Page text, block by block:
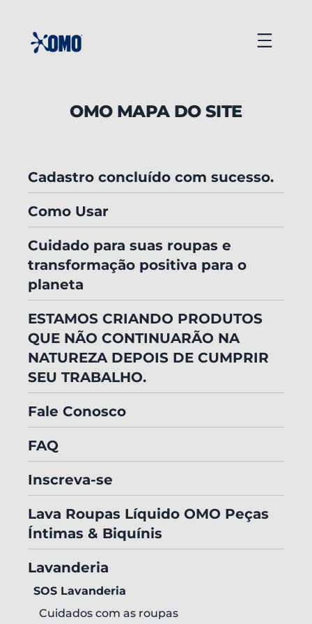
conteúdo
OMO MAPA DO SITE
Cadastro concluído com sucesso.
Como Usar
Cuidado para suas roupas e
transformação positiva para o
planeta
ESTAMOS CRIANDO PRODUTOS
QUE NÃO CONTINUARÃO NA
NATUREZA DEPOIS DE CUMPRIR
SEU TRABALHO.
Fale Conosco
FAQ
Inscreva-se
Lava Roupas Líquido OMO Peças
Íntimas & Biquínis
Lavanderia
SOS Lavanderia
Cuidados com as roupas